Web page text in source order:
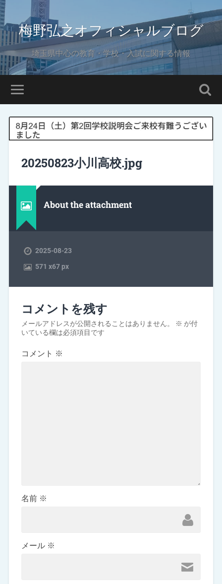
梅野弘之オフィシャルブログ
埼玉県中心の教育・学校・入試に関する情報
20250823小川高校.jpg
About the attachment
2025-08-23
571 x67 px
コメントを残す
メールアドレスが公開されることはありません。 ※ が付
いている欄は必須項目です
コメント ※
名前 ※
メール ※